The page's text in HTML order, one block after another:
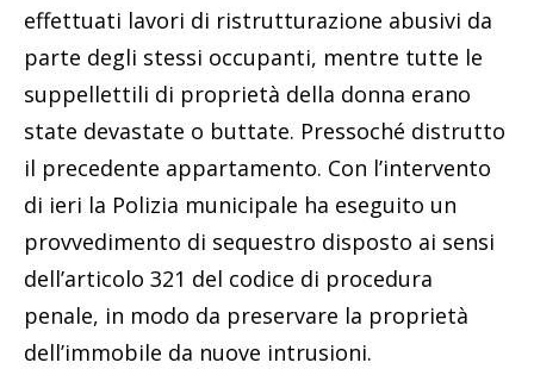
effettuati lavori di ristrutturazione abusivi da
parte degli stessi occupanti, mentre tutte le
suppellettili di proprietà della donna erano
state devastate o buttate. Pressoché distrutto
il precedente appartamento. Con l’intervento
di ieri la Polizia municipale ha eseguito un
provvedimento di sequestro disposto ai sensi
dell’articolo 321 del codice di procedura
penale, in modo da preservare la proprietà
dell’immobile da nuove intrusioni.